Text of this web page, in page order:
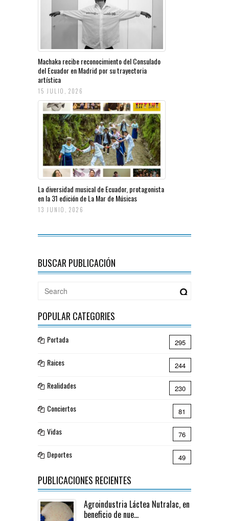
Machaka recibe reconocimiento del Consulado
del Ecuador en Madrid por su trayectoria
artística
15 JULIO, 2026
La diversidad musical de Ecuador, protagonista
en la 31 edición de La Mar de Músicas
13 JUNIO, 2026
BUSCAR PUBLICACIÓN
POPULAR CATEGORIES
Portada 295
Raices 244
Realidades 230
Conciertos 81
Vidas 76
Deportes 49
PUBLICACIONES RECIENTES
Agroindustria Láctea Nutralac, en
beneficio de nue...